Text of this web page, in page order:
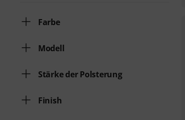
Farbe
Modell
Stärke der Polsterung
Finish